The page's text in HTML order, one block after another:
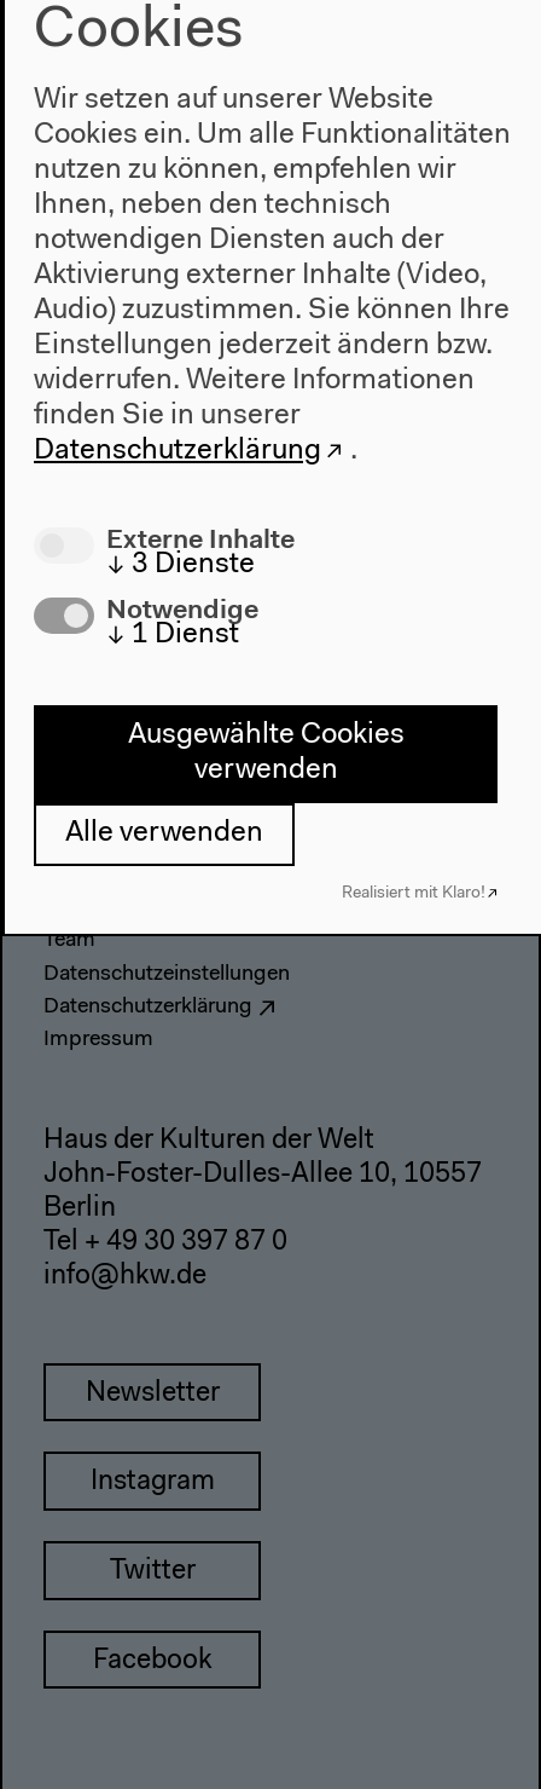
Programm
2022
Das Neue Alphabet
Das Anthropozän am HKW
Über uns
Architektur
Geschichte
Webshop
Kontakt
Team
Datenschutzeinstellungen
Datenschutzerklärung
Impressum
Haus der Kulturen der Welt
John-Foster-Dulles-Allee 10, 10557
Berlin
Tel + 49 30 397 87 0
info@hkw.de
Newsletter
Instagram
Twitter
Facebook
Cookies
Wir setzen auf unserer Website
Cookies ein. Um alle Funktionalitäten
nutzen zu können, empfehlen wir
Ihnen, neben den technisch
notwendigen Diensten auch der
Aktivierung externer Inhalte (Video,
Audio) zuzustimmen. Sie können Ihre
Einstellungen jederzeit ändern bzw.
widerrufen. Weitere Informationen
finden Sie in unserer
Datenschutzerklärung
.
Externe Inhalte
↓ 3 Dienste
Notwendige
↓ 1 Dienst
Ausgewählte Cookies
verwenden
Alle verwenden
Realisiert mit Klaro!